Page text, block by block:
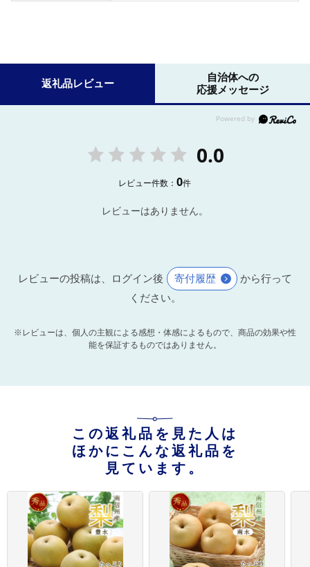
返礼品レビュー
自治体への
応援メッセージ
0.0
レビュー件数：0件
レビューはありません。
レビューの投稿は、ログイン後 寄付履歴
から行って
ください。
※レビューは、個人の主観による感想・体感によるもので、商品の効果や性
能を保証するものではありません。
この返礼品を見た人は
ほかにこんな返礼品を
見ています。